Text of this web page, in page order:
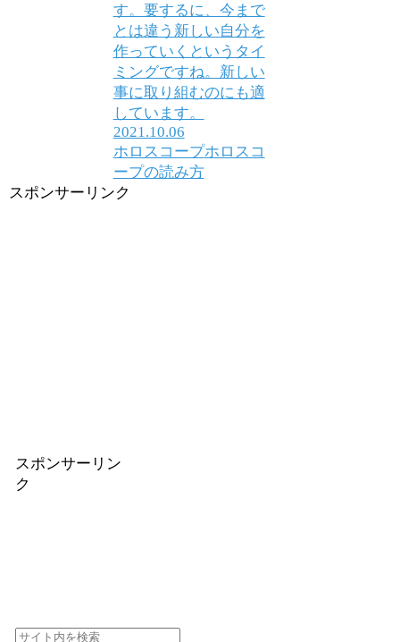
す。要するに、今まで
とは違う新しい自分を
作っていくというタイ
ミングですね。新しい
事に取り組むのにも適
しています。
2021.10.06
ホロスコープホロスコ
ープの読み方
スポンサーリンク
スポンサーリン
ク